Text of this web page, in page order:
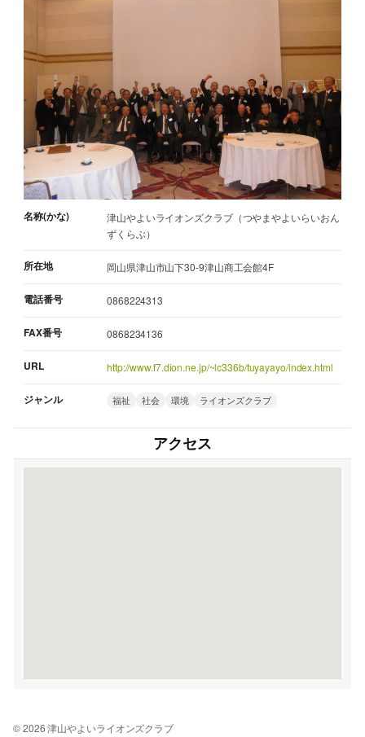
名称(かな)
津山やよいライオンズクラブ（つやまやよいらいおん
ずくらぶ）
所在地 岡山県津山市山下30-9津山商工会館4F
電話番号 0868224313
FAX番号 0868234136
URL http://www.f7.dion.ne.jp/~lc336b/tuyayayo/index.html
ジャンル 福祉 社会 環境 ライオンズクラブ
アクセス
© 2026 津山やよいライオンズクラブ